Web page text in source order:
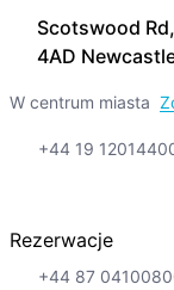
Scotswood
4AD
W centrum miasta
+44 19
Rezerwacje
+44 87